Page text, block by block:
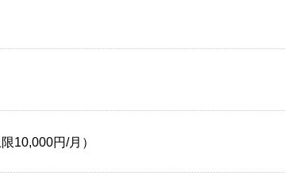
10,000円/月）